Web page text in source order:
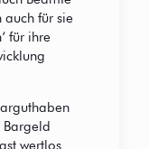
auch für sie
für ihre
Bargeld
wertlos